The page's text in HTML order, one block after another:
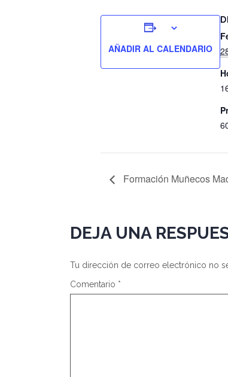
AÑADIR AL CALENDARIO
Formación Muñecos
DEJA UNA
Tu dirección de correo electrónico no
Comentario *